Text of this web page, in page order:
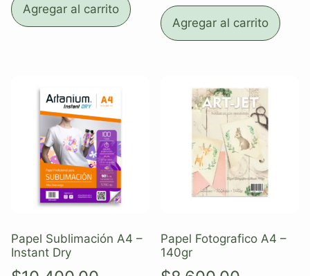
Agregar al carrito
Agregar al carrito
Papel Sublimación A4 –
Instant Dry
Papel Fotografico A4 –
140gr